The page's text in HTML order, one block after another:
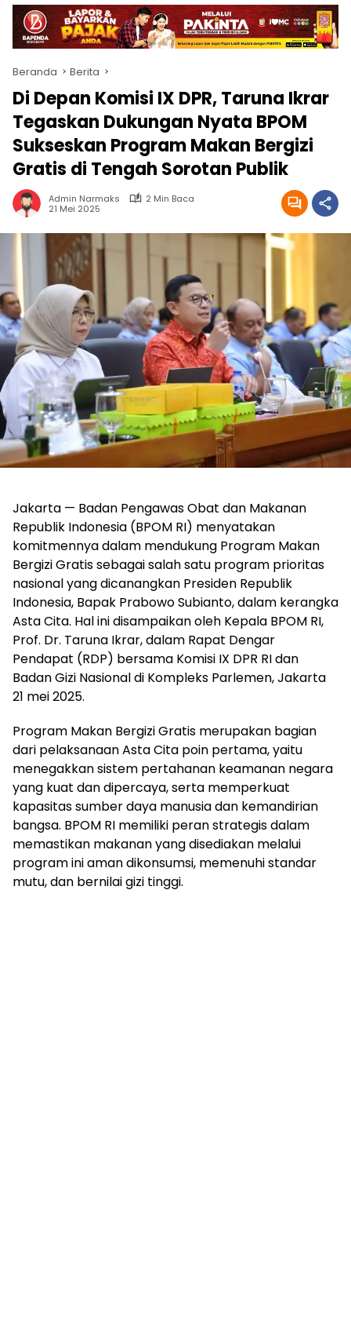
Beranda Berita
Di Depan Komisi IX DPR, Taruna Ikrar
Tegaskan Dukungan Nyata BPOM
Sukseskan Program Makan Bergizi
Gratis di Tengah Sorotan Publik
Admin Narmaks
2 Min Baca
21 Mei 2025
Jakarta — Badan Pengawas Obat dan Makanan
Republik Indonesia (BPOM RI) menyatakan
komitmennya dalam mendukung Program Makan
Bergizi Gratis sebagai salah satu program prioritas
nasional yang dicanangkan Presiden Republik
Indonesia, Bapak Prabowo Subianto, dalam kerangka
Asta Cita. Hal ini disampaikan oleh Kepala BPOM RI,
Prof. Dr. Taruna Ikrar, dalam Rapat Dengar
Pendapat (RDP) bersama Komisi IX DPR RI dan
Badan Gizi Nasional di Kompleks Parlemen, Jakarta
21 mei 2025.
Program Makan Bergizi Gratis merupakan bagian
dari pelaksanaan Asta Cita poin pertama, yaitu
menegakkan sistem pertahanan keamanan negara
yang kuat dan dipercaya, serta memperkuat
kapasitas sumber daya manusia dan kemandirian
bangsa. BPOM RI memiliki peran strategis dalam
memastikan makanan yang disediakan melalui
program ini aman dikonsumsi, memenuhi standar
mutu, dan bernilai gizi tinggi.